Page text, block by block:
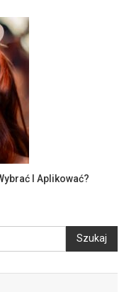
I Aplikować?
Szukaj